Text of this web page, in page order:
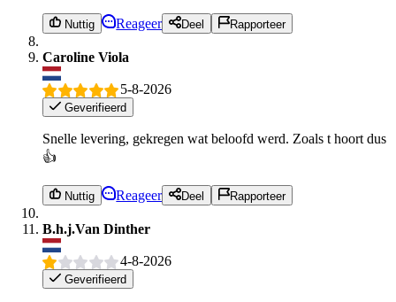
Nuttig Reageer Deel Rapporteer
Caroline Viola
5-8-2026
Geverifieerd
Snelle levering, gekregen wat beloofd werd. Zoals t hoort dus
👍
Nuttig Reageer Deel Rapporteer
B.h.j.Van Dinther
4-8-2026
Geverifieerd